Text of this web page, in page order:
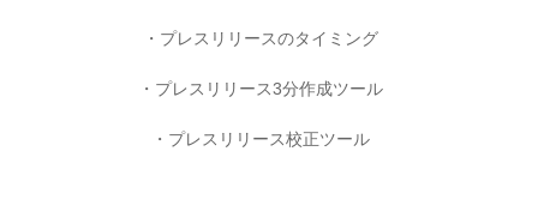
プレスリリースのタイミング
プレスリリース3分作成ツール
プレスリリース校正ツール